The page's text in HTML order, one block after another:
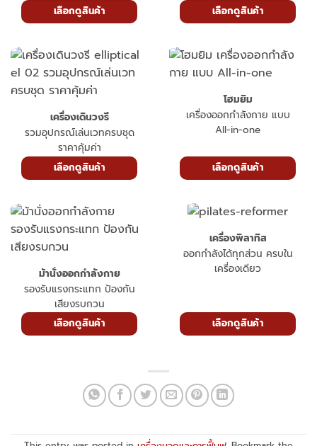
เลือกดูสินค้า เลือกดูสินค้า
เครื่องเดินวงรี
รวมอุปกรณ์เล่นเวทครบชุด
ราคาคุ้มค่า
เลือกดูสินค้า
โฮมยิม
เครื่องออกกำลังกาย แบบ
All-in-one
เลือกดูสินค้า
ม้านั่งออกกำลังกาย
รองรับแรงกระแทก ป้องกัน
เสียงรบกวน
เลือกดูสินค้า
เครื่องพิลาทิส
ออกกำลังได้ทุกส่วน ครบใน
เครื่องเดียว
เลือกดูสินค้า